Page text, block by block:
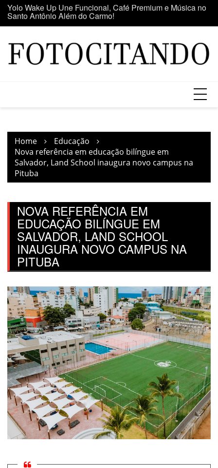
Skip
content
Maior clube de vinil da América Latina participa da Feira
do Vinil no Shopping Center Lapa
Home
Educação
Nova referência em educação bilíngue em
Salvador, Land School inaugura novo campus na
Pituba
NOVA REFERÊNCIA EM
EDUCAÇÃO BILÍNGUE EM
SALVADOR, LAND SCHOOL
INAUGURA NOVO CAMPUS NA
PITUBA